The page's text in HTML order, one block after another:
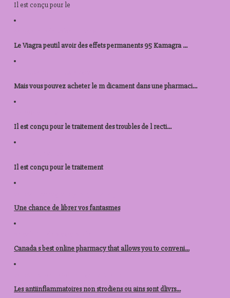
Il est conçu pour le
Le Viagra peutil avoir des effets permanents 95 Kamagra ...
Mais vous pouvez acheter le m dicament dans une pharmaci...
Il est conçu pour le traitement des troubles de l recti...
Il est conçu pour letraitement
Une chance de librer vos fantasmes
Canada s best online pharmacy that allows you to conveni...
Les antiinflammatoires non strodiens ou ains sont dlivrs...